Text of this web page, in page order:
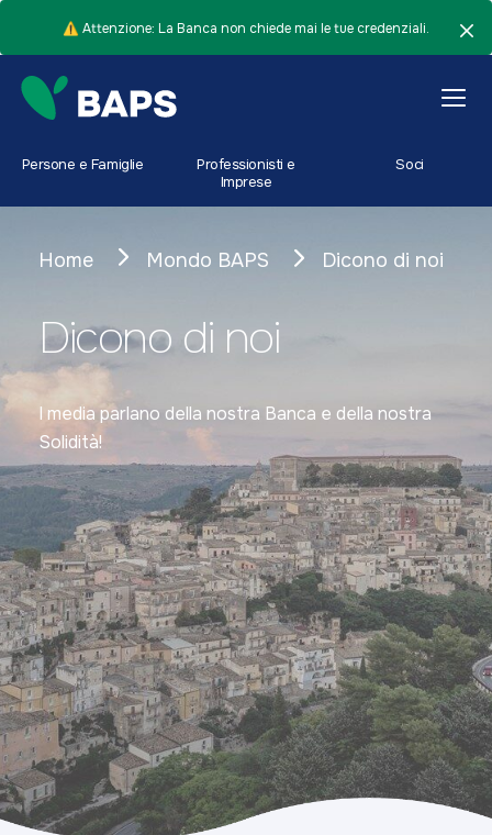
⚠️ Attenzione: La Banca non chiede mai le tue credenziali.
Persone e Famiglie
Professionisti e
Imprese
Soci
Home Mondo BAPS Dicono di noi
Dicono di noi
I media parlano della nostra Banca e della nostra
Solidità!